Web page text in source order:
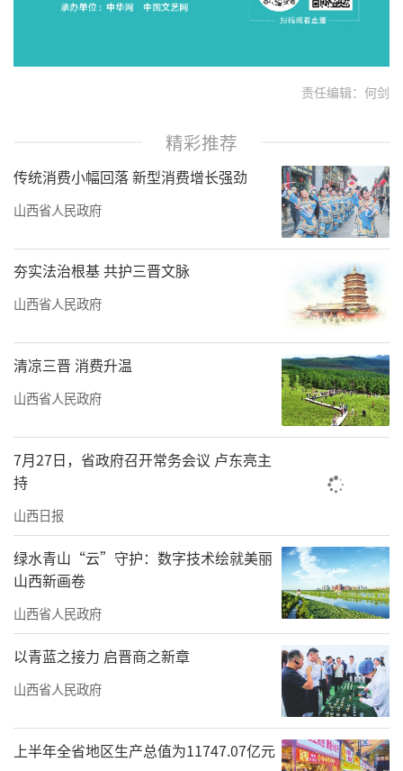
责任编辑：何剑
精彩推荐
传统消费小幅回落 新型消费增长强劲
山西省人民政府
夯实法治根基 共护三晋文脉
山西省人民政府
清凉三晋 消费升温
山西省人民政府
7月27日，省政府召开常务会议 卢东亮主
持
山西日报
绿水青山“云”守护：数字技术绘就美丽
山西新画卷
山西省人民政府
以青蓝之接力 启晋商之新章
山西省人民政府
上半年全省地区生产总值为11747.07亿元